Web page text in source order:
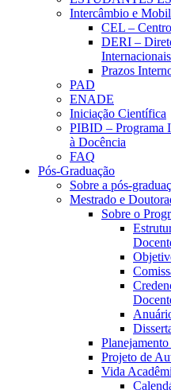
Intercâmbio e
CEL –
DERI –
Prazos
PAD
ENADE
Iniciação Científica
PIBID – Programa
à Docência
FAQ
Pós-Graduação
Sobre a pós-
Mestrado e
Sobre o
Projeto de
Vida